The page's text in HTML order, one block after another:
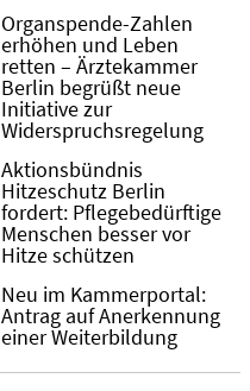
Organspende-Zahlen
erhöhen und Leben
retten – Ärztekammer
Berlin begrüßt neue
Initiative zur
Widerspruchsregelung
Aktionsbündnis
Hitzeschutz Berlin
fordert: Pflegebedürftige
Menschen besser vor
Hitze schützen
Neu im Kammerportal:
Antrag auf Anerkennung
einer Weiterbildung